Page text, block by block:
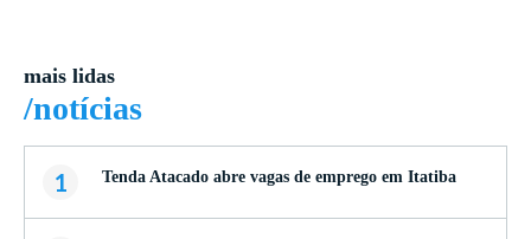
mais lidas
/notícias
1 Tenda Atacado abre vagas de emprego em Itatiba